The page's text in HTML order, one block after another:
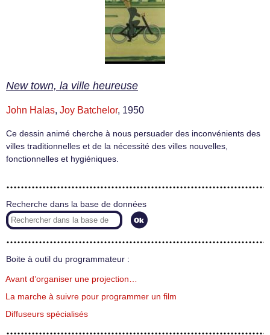
New town, la ville heureuse
John Halas, Joy Batchelor, 1950
Ce dessin animé cherche à nous persuader des inconvénients des
villes traditionnelles et de la nécessité des villes nouvelles,
fonctionnelles et hygiéniques.
Recherche dans la base de données
Boite à outil du programmateur :
Avant d’organiser une projection…
La marche à suivre pour programmer un film
Diffuseurs spécialisés